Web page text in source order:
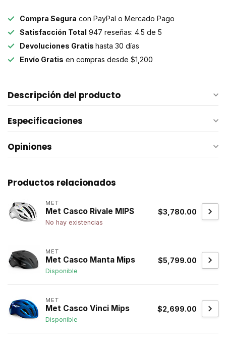
Compra Segura con PayPal o Mercado Pago
Satisfacción Total 947 reseñas: 4.5 de 5
Devoluciones Gratis hasta 30 días
Envío Gratis en compras desde $1,200
Descripción del producto
Especificaciones
Opiniones
Productos relacionados
MET
Met Casco Rivale MIPS
No hay existencias
$3,780.00
MET
Met Casco Manta Mips
Disponible
$5,799.00
MET
Met Casco Vinci Mips
Disponible
$2,699.00